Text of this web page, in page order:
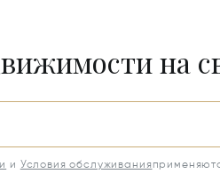
на
и Условия обслуживания